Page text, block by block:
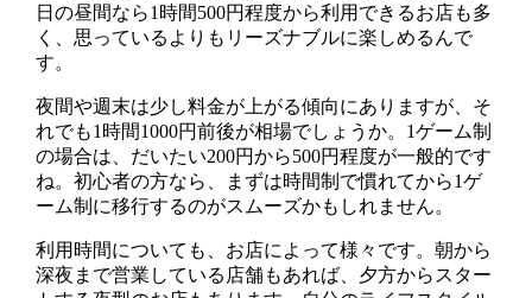
日の昼間なら1時間500円程度から利用できるお店も多
く、思っているよりもリーズナブルに楽しめるんで
す。
夜間や週末は少し料金が上がる傾向にありますが、そ
れでも1時間1000円前後が相場でしょうか。1ゲーム制
の場合は、だいたい200円から500円程度が一般的です
ね。初心者の方なら、まずは時間制で慣れてから1ゲ
ーム制に移行するのがスムーズかもしれません。
利用時間についても、お店によって様々です。朝から
深夜まで営業している店舗もあれば、夕方からスター